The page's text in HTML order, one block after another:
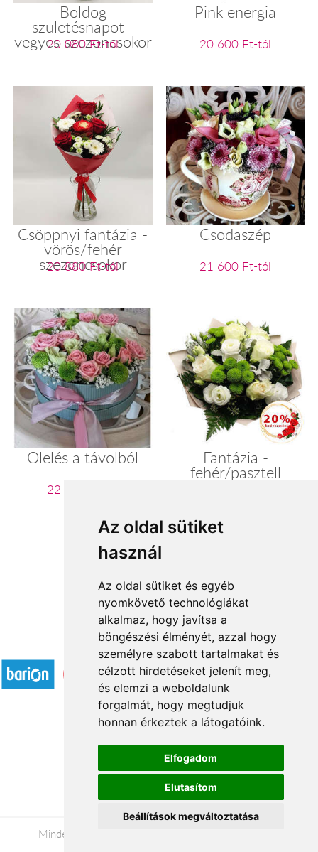
Az oldal sütiket
használ
Az oldal sütiket és egyéb
nyomkövető technológiákat
alkalmaz, hogy javítsa a
böngészési élményét, azzal hogy
személyre szabott tartalmakat és
célzott hirdetéseket jelenít meg,
és elemzi a weboldalunk
forgalmát, hogy megtudjuk
honnan érkeztek a látogatóink.
Elfogadom
Elutasítom
Beállítások megváltoztatása
Boldog
születésnapot -
vegyes szezoncsokor
20 080 Ft-tól
Pink energia
20 600 Ft-tól
Csöppnyi fantázia -
vörös/fehér
szezoncsokor
20 880 Ft-tól
Csodaszép
21 600 Ft-tól
Ölelés a távolból
22 060 Ft-tól
Fantázia -
fehér/pasztell
szezoncsokor
2 3 ...
Elfogadott fizetési módok
Á.SZ.F.
Impresszum
Adatkezelési tájékoztató
Minden jog fenntartva © 2026 |